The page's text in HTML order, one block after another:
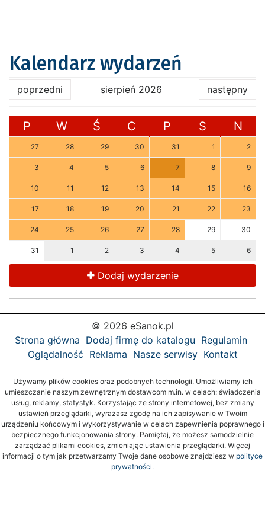
Kalendarz wydarzeń
poprzedni sierpień 2026 następny
P W Ś C P S N
27 28 29 30 31 1 2
3 4 5 6 7 8 9
10 11 12 13 14 15 16
17 18 19 20 21 22 23
24 25 26 27 28 29 30
31 1 2 3 4 5 6
Dodaj wydarzenie
© 2026 eSanok.pl
Strona główna Dodaj firmę do katalogu Regulamin
Oglądalność Reklama Nasze serwisy Kontakt
Używamy plików cookies oraz podobnych technologii. Umożliwiamy ich
umieszczanie naszym zewnętrznym dostawcom m.in. w celach: świadczenia
usług, reklamy, statystyk. Korzystając ze strony internetowej, bez zmiany
ustawień przeglądarki, wyrażasz zgodę na ich zapisywanie w Twoim
urządzeniu końcowym i wykorzystywanie w celach zapewnienia poprawnego i
bezpiecznego funkcjonowania strony. Pamiętaj, że możesz samodzielnie
zarządzać plikami cookies, zmieniając ustawienia przeglądarki. Więcej
informacji o tym jak przetwarzamy Twoje dane osobowe znajdziesz w polityce
prywatności.